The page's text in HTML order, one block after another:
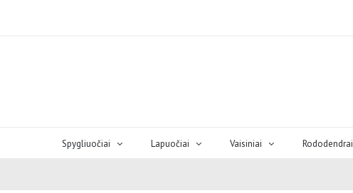
Spygliuočiai Lapuočiai Vaisiniai Rododendrai